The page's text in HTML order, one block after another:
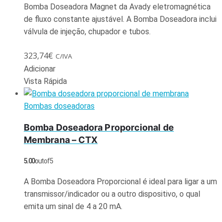
Bomba Doseadora Magnet da Avady eletromagnética
de fluxo constante ajustável. A Bomba Doseadora inclui
válvula de injeção, chupador e tubos.
323,74€ C/IVA
Adicionar
Vista Rápida
Bombas doseadoras
Bomba Doseadora Proporcional de
Membrana – CTX
5.00out of 5
A Bomba Doseadora Proporcional é ideal para ligar a um
transmissor/indicador ou a outro dispositivo, o qual
emita um sinal de 4 a 20 mA.